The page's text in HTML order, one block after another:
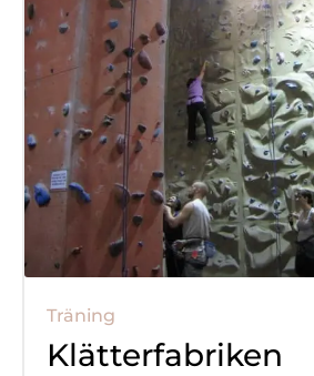
Träning
Klätterfabriken